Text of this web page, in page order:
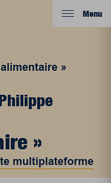
Menu
»
»
multiplateforme